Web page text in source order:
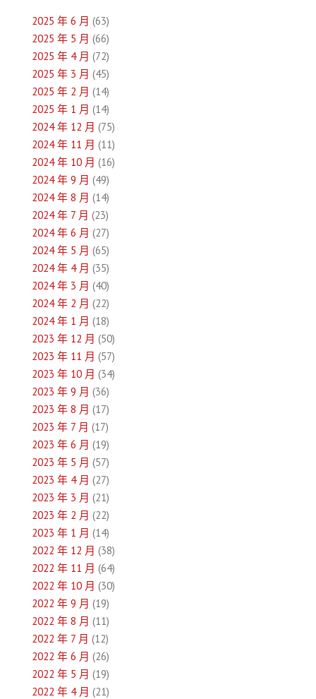
2025 年 6 月 (63)
2025 年 5 月 (66)
2025 年 4 月 (72)
2025 年 3 月 (45)
2025 年 2 月 (14)
2025 年 1 月 (14)
2024 年 12 月 (75)
2024 年 11 月 (11)
2024 年 10 月 (16)
2024 年 9 月 (49)
2024 年 8 月 (14)
2024 年 7 月 (23)
2024 年 6 月 (27)
2024 年 5 月 (65)
2024 年 4 月 (35)
2024 年 3 月 (40)
2024 年 2 月 (22)
2024 年 1 月 (18)
2023 年 12 月 (50)
2023 年 11 月 (57)
2023 年 10 月 (34)
2023 年 9 月 (36)
2023 年 8 月 (17)
2023 年 7 月 (17)
2023 年 6 月 (19)
2023 年 5 月 (57)
2023 年 4 月 (27)
2023 年 3 月 (21)
2023 年 2 月 (22)
2023 年 1 月 (14)
2022 年 12 月 (38)
2022 年 11 月 (64)
2022 年 10 月 (30)
2022 年 9 月 (19)
2022 年 8 月 (11)
2022 年 7 月 (12)
2022 年 6 月 (26)
2022 年 5 月 (19)
2022 年 4 月 (21)